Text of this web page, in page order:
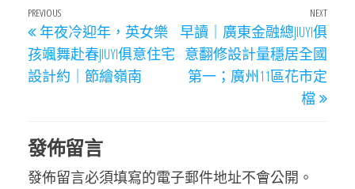
文
章
導
Previous
Post
PREVIOUS
年夜冷迎年，英女樂
孩颯舞赴春JIUYI俱意住宅
設計約｜節繪嶺南
Next
Post
NEXT
早讀｜廣東金融總JIUYI俱
意翻修設計量穩居全國
第一；廣州11區花市定
檔
發佈留言
發佈留言必須填寫的電子郵件地址不會公開。